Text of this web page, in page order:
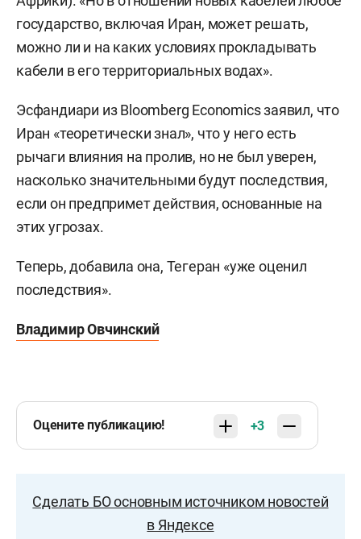
государство, включая Иран, может решать,
можно ли и на каких условиях прокладывать
кабели в его территориальных водах».
Эсфандиари из Bloomberg Economics заявил, что
Иран «теоретически знал», что у него есть
рычаги влияния на пролив, но не был уверен,
насколько значительными будут последствия,
если он предпримет действия, основанные на
этих угрозах.
Теперь, добавила она, Тегеран «уже оценил
последствия».
Владимир Овчинский
Оцените публикацию! +3
Сделать БО основным источником новостей
в Яндексе